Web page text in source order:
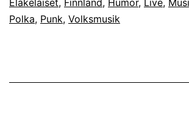
Polka, Punk, Volksmusik